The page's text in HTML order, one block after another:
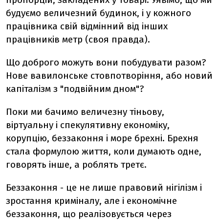
будуємо величезний будинок, і у кожного
працівника свій відмінний від інших
працівників метр (своя правда).
Що доброго можуть вони побудувати разом?
Нове вавилонське стовпотворіння, або новий
капіталізм з "подвійним дном"?
Поки ми бачимо величезну тіньову,
віртуальну і спекулятивну економіку,
корупцію, беззаконня і море брехні. Брехня
стала формулою життя, коли думають одне,
говорять інше, а роблять третє.
Беззаконня - це не лише правовий нігілізм і
зростання криміналу, але і економічне
беззаконня, що реалізовується через